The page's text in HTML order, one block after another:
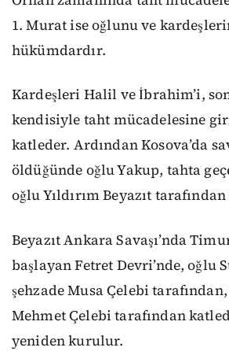
1. Murat ise oğlunu ve
hükümdardır.
Kardeşleri Halil ve İbrahim’i,
kendisiyle taht mücadelesine
katleder. Ardından Kosova’da
öldüğünde oğlu Yakup, tahta
oğlu Yıldırım Beyazıt
Beyazıt Ankara Savaşı’nda
başlayan Fetret Devri’nde, oğlu
şehzade Musa Çelebi
Mehmet Çelebi tarafından
yeniden kurulur.